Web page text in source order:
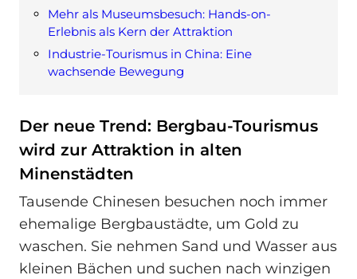
Mehr als Museumsbesuch: Hands-on-
Erlebnis als Kern der Attraktion
Industrie-Tourismus in China: Eine
wachsende Bewegung
Der neue Trend: Bergbau-Tourismus
wird zur Attraktion in alten
Minenstädten
Tausende Chinesen besuchen noch immer
ehemalige Bergbaustädte, um Gold zu
waschen. Sie nehmen Sand und Wasser aus
kleinen Bächen und suchen nach winzigen